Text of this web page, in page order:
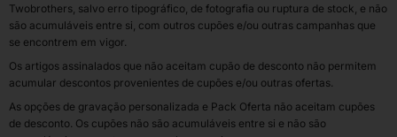
Twobrothers, salvo erro tipográfico, de fotografia ou ruptura de stock, e não
são acumuláveis entre si, com outros cupões e/ou outras campanhas que
se encontrem em vigor.
Os artigos assinalados que não aceitam cupão de desconto não permitem
acumular descontos provenientes de cupões e/ou outras ofertas.
As opções de gravação personalizada e Pack Oferta não aceitam cupões
de desconto. Os cupões não são acumuláveis entre si e não são